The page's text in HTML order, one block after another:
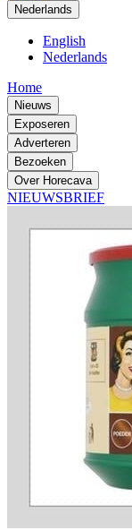
Nederlands
English
Nederlands
Home
Nieuws
Exposeren
Adverteren
Bezoeken
Over Horecava
NIEUWSBRIEF